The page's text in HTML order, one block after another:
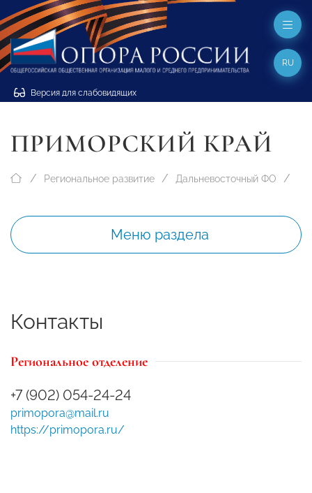
Версия для слабовидящих
RU
ПРИМОРСКИЙ КРАЙ
Региональное развитие Дальневосточный ФО
Меню раздела
Контакты
Региональное отделение
+7 (902) 054-24-24
primopora@mail.ru
https://primopora.ru/